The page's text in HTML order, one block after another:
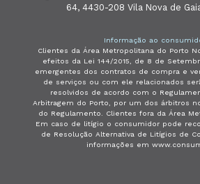
64, 4430-208 Vila Nova de
Informação ao
Clientes da Área Metropolitana do Porto
efeitos da Lei 144/2015, de 8 de
emergentes dos contratos de compra e
de serviços ou com ele relacionados
resolvidos de acordo com o
Arbitragem do Porto, por um dos árbitros
do Regulamento. Clientes fora da Área
Em caso de litígio o consumidor pode
de Resolução Alternativa de Litígios de
informações em